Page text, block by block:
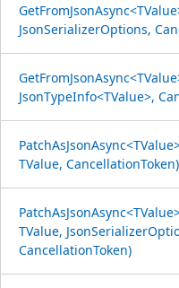
JsonSerializerOptions,
JsonTypeInfo<TValue>,
TValue, CancellationToken)
TValue,
CancellationToken)